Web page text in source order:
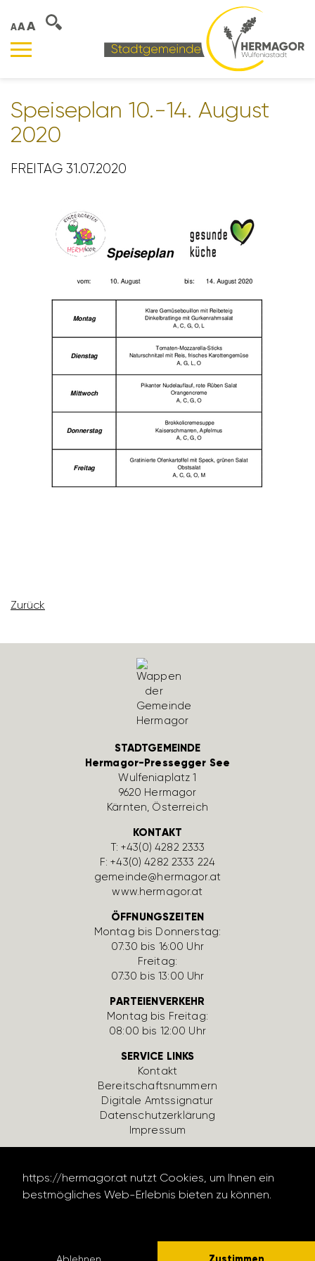
https://hermagor.at nutzt Cookies, um Ihnen ein
bestmögliches Web-Erlebnis bieten zu können.
AAA
Spei­se­plan 10.-14. August
2020
FREITAG 31.07.2020
Zurück
STADTGEMEINDE
Hermagor-Pressegger See
Wulfe­nia­platz 1
9620 Hermagor
Kärnten, Öster­reich
KONTAKT
T:+43(0) 4282 2333
F: +43(0) 4282 2333 224
gemeinde@hermagor.at
www.hermagor.at
ÖFFNUNGSZEITEN
Montag bis Donnerstag:
07:30 bis 16:00 Uhr
Freitag:
07:30 bis 13:00 Uhr
PARTEIENVERKEHR
Montag bis Freitag:
08:00 bis 12:00 Uhr
SERVICE LINKS
Kontakt
Bereit­schafts­num­mern
Digi­tale Amts­si­gnatur
Daten­schutz­er­klä­rung
Impressum